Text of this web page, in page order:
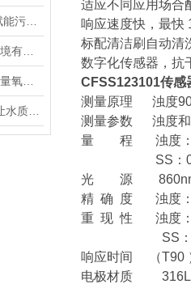
适应不同应用场合
响应速度快，最快
标配清洁刷自动清
数字化传感器，抗
CFSS123101传感
测量原理 浊度
测量参数 浊度和
量 程 浊度：0-
SS：0-50 g/
光 源 860nm
精 确 度 浊度：
重 现 性 浊度：
SS：
响应时间 （T90
电极材质 316L